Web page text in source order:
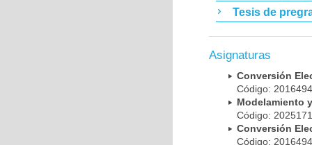
Tesis de
Asignaturas
Conversión
Código:
Modelamiento
Código:
Conversión
Código: